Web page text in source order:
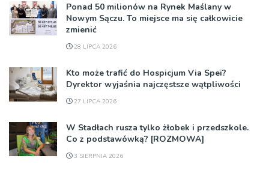
Ponad 50 milionów na Rynek Maślany w
Nowym Sączu. To miejsce ma się całkowicie
zmienić
28 LIPCA 2026
Kto może trafić do Hospicjum Via Spei?
Dyrektor wyjaśnia najczęstsze wątpliwości
27 LIPCA 2026
W Stadłach rusza tylko żłobek i przedszkole.
Co z podstawówką? [ROZMOWA]
3 SIERPNIA 2026